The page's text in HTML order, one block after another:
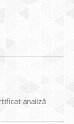
analiză